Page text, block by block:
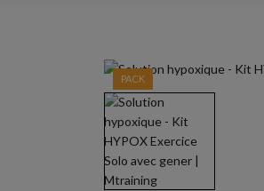
PACK